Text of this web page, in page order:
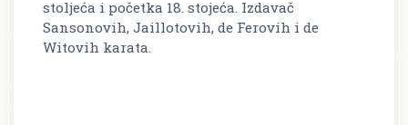
stoljeća i početka 18. stojeća. Izdavač
Sansonovih, Jaillotovih, de Ferovih i de
Witovih karata.